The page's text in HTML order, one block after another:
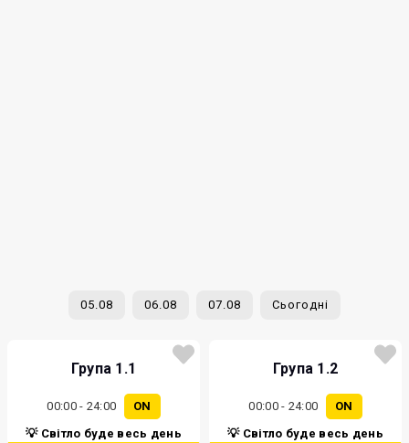
05.08 06.08 07.08 Сьогодні
Група 1.1
00:00 - 24:00
ON
💡 Світло буде весь день
Група 1.2
00:00 - 24:00
ON
💡 Світло буде весь день